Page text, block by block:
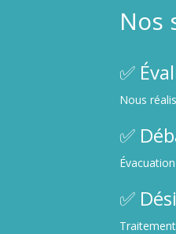
Nos
✅
Nous
✅
✅